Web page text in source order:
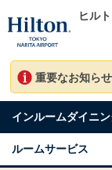
ヒル
重要なお知らせ
インルームダイニ
ルームサービス